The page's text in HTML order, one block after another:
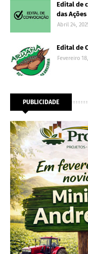
Edital de
das
Abril 24,
Edital de
Fevereiro
PUBLICIDADE